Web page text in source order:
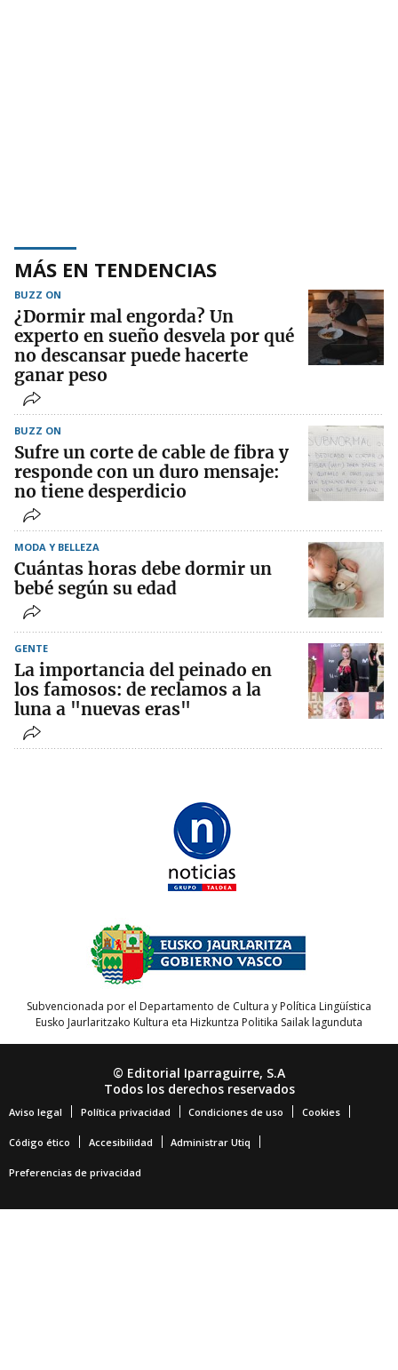
MÁS EN TENDENCIAS
BUZZ ON
¿Dormir mal engorda? Un
experto en sueño desvela por qué
no descansar puede hacerte
ganar peso
BUZZ ON
Sufre un corte de cable de fibra y
responde con un duro mensaje:
no tiene desperdicio
MODA Y BELLEZA
Cuántas horas debe dormir un
bebé según su edad
GENTE
La importancia del peinado en
los famosos: de reclamos a la
luna a "nuevas eras"
Subvencionada por el Departamento de Cultura y Política Lingüística
Eusko Jaurlaritzako Kultura eta Hizkuntza Politika Sailak lagunduta
© Editorial Iparraguirre, S.A
Todos los derechos reservados
Aviso legal Política privacidad Condiciones de uso Cookies
Código ético Accesibilidad Administrar Utiq
Preferencias de privacidad